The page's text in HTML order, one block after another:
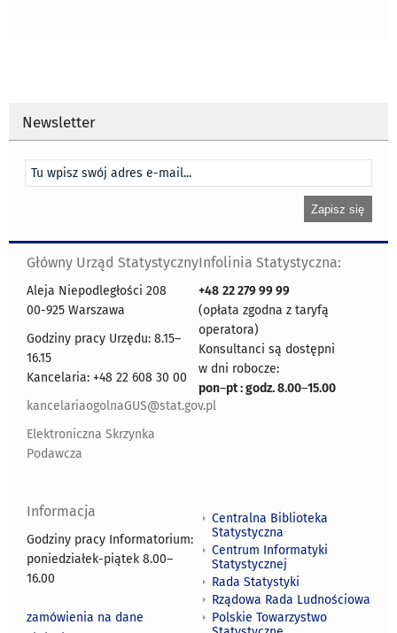
Newsletter
Główny Urząd Statystyczny
Aleja Niepodległości 208
00-925 Warszawa
Godziny pracy Urzędu: 8.15–
16.15
Kancelaria: +48 22 608 30 00
kancelariaogolnaGUS@stat.gov.pl
Elektroniczna Skrzynka
Podawcza
Infolinia Statystyczna:
+48 22 279 99 99
(opłata zgodna z taryfą
operatora)
Konsultanci są dostępni
w dni robocze:
pon–pt : godz. 8.00–15.00
Informacja
Godziny pracy Informatorium:
poniedziałek-piątek 8.00–
16.00
zamówienia na dane
Centralna Biblioteka
Statystyczna
Centrum Informatyki
Statystycznej
Rada Statystyki
Rządowa Rada Ludnościowa
Polskie Towarzystwo